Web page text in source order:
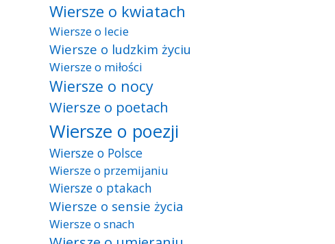
Wiersze o kwiatach
Wiersze o lecie
Wiersze o ludzkim życiu
Wiersze o miłości
Wiersze o nocy
Wiersze o poetach
Wiersze o poezji
Wiersze o Polsce
Wiersze o przemijaniu
Wiersze o ptakach
Wiersze o sensie życia
Wiersze o snach